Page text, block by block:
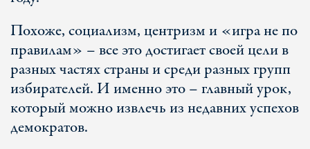
Похоже, социализм, центризм и «игра не по
правилам» – все это достигает своей цели в
разных частях страны и среди разных групп
избирателей. И именно это – главный урок,
который можно извлечь из недавних успехов
демократов.